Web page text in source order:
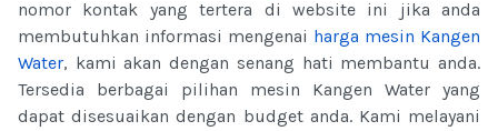
nomor kontak yang tertera di website ini jika anda
membutuhkan informasi mengenai harga mesin Kangen
Water, kami akan dengan senang hati membantu anda.
Tersedia berbagai pilihan mesin Kangen Water yang
dapat disesuaikan dengan budget anda. Kami melayani